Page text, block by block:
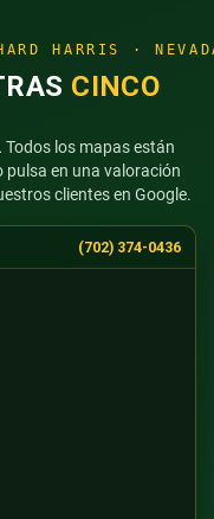
HARRIS ·
CINCO
Todos los mapas están
en una valoración
clientes en Google.
(702) 374-0436